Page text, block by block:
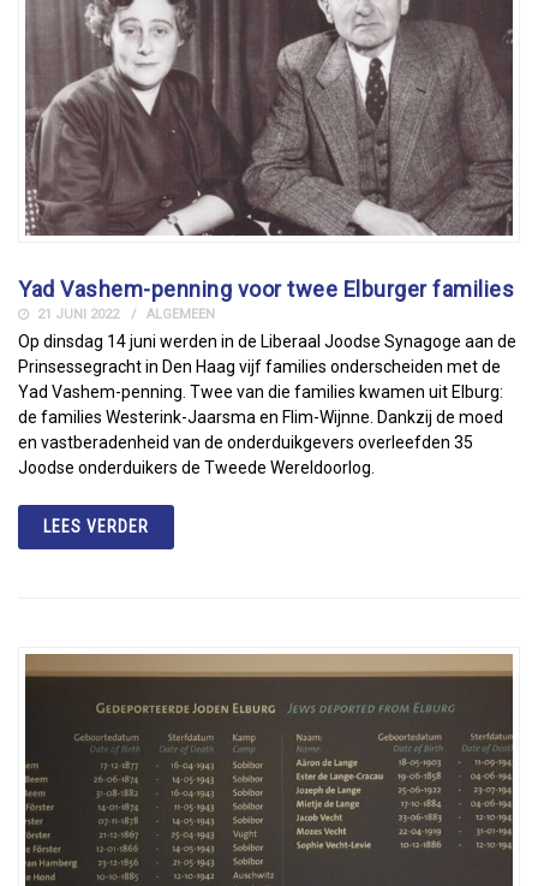
Yad Vashem-penning voor twee Elburger families
21 JUNI 2022 ALGEMEEN
Op dinsdag 14 juni werden in de Liberaal Joodse Synagoge aan de
Prinsessegracht in Den Haag vijf families onderscheiden met de
Yad Vashem-penning. Twee van die families kwamen uit Elburg:
de families Westerink-Jaarsma en Flim-Wijnne. Dankzij de moed
en vastberadenheid van de onderduikgevers overleefden 35
Joodse onderduikers de Tweede Wereldoorlog.
LEES VERDER